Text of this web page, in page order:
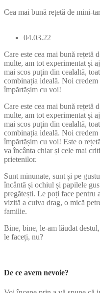
Cea mai bună rețetă de mini-
04.03.22
Care este cea mai bună rețetă
multe, am tot experimentat și
mai scos puțin din cealaltă,
combinația ideală. Noi credem
împărtășim cu voi!
Care este cea mai bună rețetă
multe, am tot experimentat și
mai scos puțin din cealaltă,
combinația ideală. Noi credem
împărtășim cu voi! Este o
va încânta chiar și cele mai
prietenilor.
Sunt minunate, sunt și pe
încântă și ochiul și papilele
pregătești. Le poți face pentru
vizită a cuiva drag, o mică
familie.
Bine, bine, le-am lăudat
le faceți, nu?
De ce avem nevoie?